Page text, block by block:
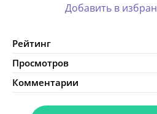
Добавить в
Рейтинг
Просмотров
Комментарии